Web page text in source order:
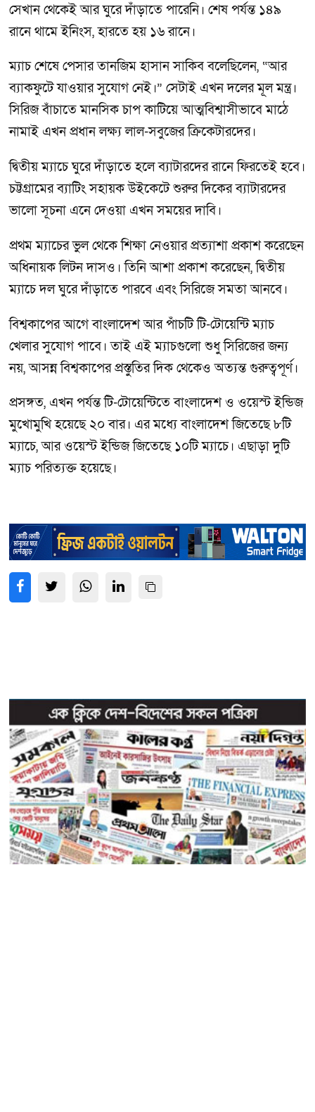
সেখান থেকেই আর ঘুরে দাঁড়াতে পারেনি। শেষ পর্যন্ত ১৪৯
রানে থামে ইনিংস, হারতে হয় ১৬ রানে।
ম্যাচ শেষে পেসার তানজিম হাসান সাকিব বলেছিলেন, “আর
ব্যাকফুটে যাওয়ার সুযোগ নেই।” সেটাই এখন দলের মূল মন্ত্র।
সিরিজ বাঁচাতে মানসিক চাপ কাটিয়ে আত্মবিশ্বাসীভাবে মাঠে
নামাই এখন প্রধান লক্ষ্য লাল-সবুজের ক্রিকেটারদের।
দ্বিতীয় ম্যাচে ঘুরে দাঁড়াতে হলে ব্যাটারদের রানে ফিরতেই হবে।
চট্টগ্রামের ব্যাটিং সহায়ক উইকেটে শুরুর দিকের ব্যাটারদের
ভালো সূচনা এনে দেওয়া এখন সময়ের দাবি।
প্রথম ম্যাচের ভুল থেকে শিক্ষা নেওয়ার প্রত্যাশা প্রকাশ করেছেন
অধিনায়ক লিটন দাসও। তিনি আশা প্রকাশ করেছেন, দ্বিতীয়
ম্যাচে দল ঘুরে দাঁড়াতে পারবে এবং সিরিজে সমতা আনবে।
বিশ্বকাপের আগে বাংলাদেশ আর পাঁচটি টি-টোয়েন্টি ম্যাচ
খেলার সুযোগ পাবে। তাই এই ম্যাচগুলো শুধু সিরিজের জন্য
নয়, আসন্ন বিশ্বকাপের প্রস্তুতির দিক থেকেও অত্যন্ত গুরুত্বপূর্ণ।
প্রসঙ্গত, এখন পর্যন্ত টি-টোয়েন্টিতে বাংলাদেশ ও ওয়েস্ট ইন্ডিজ
মুখোমুখি হয়েছে ২০ বার। এর মধ্যে বাংলাদেশ জিতেছে ৮টি
ম্যাচে, আর ওয়েস্ট ইন্ডিজ জিতেছে ১০টি ম্যাচে। এছাড়া দুটি
ম্যাচ পরিত্যক্ত হয়েছে।